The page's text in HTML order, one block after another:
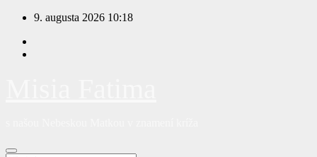
Prejsť
obsah
9. augusta 2026 10:18